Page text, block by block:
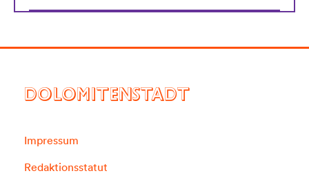
DOLOMITENSTADT
Impressum
Redaktionsstatut